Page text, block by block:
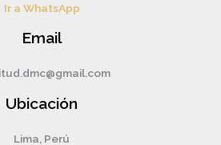
Ir a WhatsApp
Email
Ubicación
Lima, Perú